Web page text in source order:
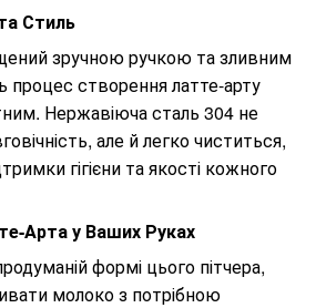
Стиль
зручною ручкою та зливним
створення латте-арту
Нержавіюча сталь 304 не
але й легко чиститься,
гігієни та якості кожного
Арта у Ваших Руках
формі цього пітчера,
молоко з потрібною